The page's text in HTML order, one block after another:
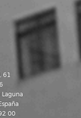
61
Laguna
00